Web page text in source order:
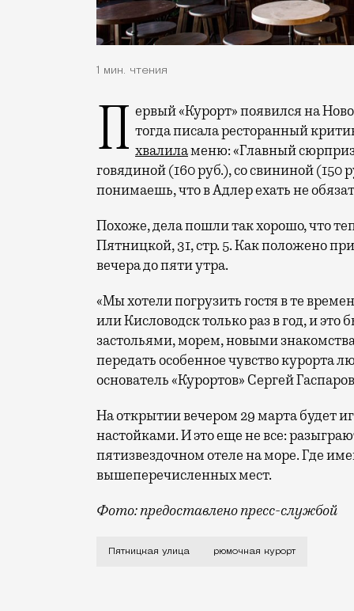
1 мин. чтения
Первый «Курорт» появился на Новослободской улице в начале прошлого года, о чем тогда писала ресторанный
хвалиламеню: «Главный
говядиной (160 руб.), со свининой (150
понимаешь, что в Адлер ехать не
Похоже, дела пошли так хорошо, что
Пятницкой, 31, стр. 5. Как положено
вечера до пяти утра.
«Мы хотели погрузить гостя в те
или Кисловодск только раз в год, и
застольями, морем, новыми
передать особенное чувство курорта
основатель «Курортов» Сергей
На открытии вечером 29 марта будет
настойками. И это еще не все:
пятизвездочном отеле на море. Где
вышеперечисленных мест.
Фото: предоставлено пресс-службой
Первый «Курорт» появился на
Пятницкая улица рюмочная курорт